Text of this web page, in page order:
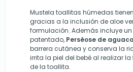
Mustela toallitas húmedas
gracias a la inclusión de aloe
formulación. Además incluye
patentado, Perséose de
barrera cutánea y conserva la
irrita la piel del bebé al realizar
de la toallita.